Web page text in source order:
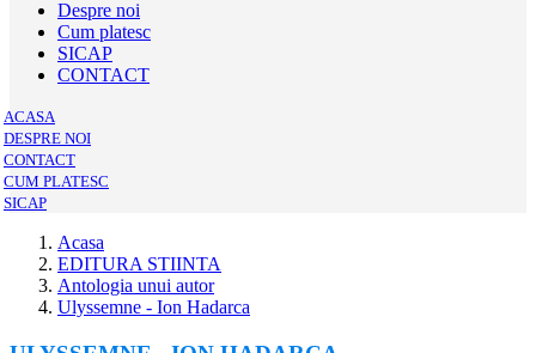
Despre noi
Cum platesc
SICAP
CONTACT
ACASA
DESPRE NOI
CONTACT
CUM PLATESC
SICAP
Acasa
EDITURA STIINTA
Antologia unui autor
Ulyssemne - Ion Hadarca